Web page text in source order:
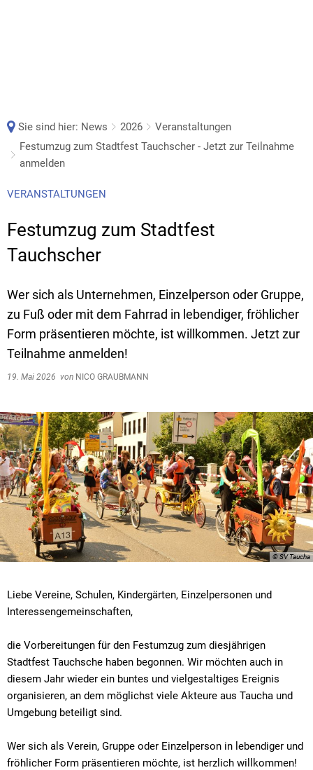
Sie sind hier: News 2026
Veranstaltungen
Festumzug zum Stadtfest Tauchscher - Jetzt zur Teilnahme
anmelden
VERANSTALTUNGEN
Festumzug zum Stadtfest
Tauchscher
Wer sich als Unternehmen, Einzelperson oder Gruppe,
zu Fuß oder mit dem Fahrrad in lebendiger, fröhlicher
Form präsentieren möchte, ist willkommen. Jetzt zur
Teilnahme anmelden!
19. Mai 2026 von NICO GRAUBMANN
© SV Taucha
Liebe Vereine, Schulen, Kindergärten, Einzelpersonen und
Interessengemeinschaften,
die Vorbereitungen für den Festumzug zum diesjährigen
Stadtfest Tauchsche haben begonnen. Wir möchten auch in
diesem Jahr wieder ein buntes und vielgestaltiges Ereignis
organisieren, an dem möglichst viele Akteure aus Taucha und
Umgebung beteiligt sind.
Wer sich als Verein, Gruppe oder Einzelperson in lebendiger und
fröhlicher Form präsentieren möchte, ist herzlich willkommen!